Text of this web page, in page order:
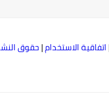
الاستخدام|حقوق النشر / DMCA